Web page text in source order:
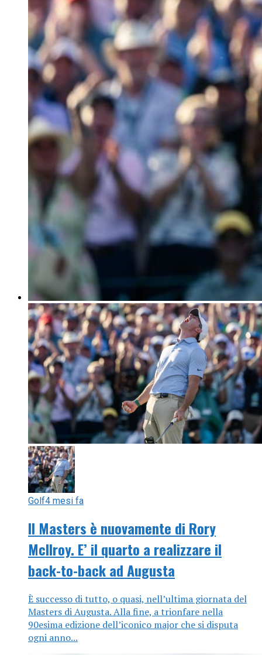
Golf4 mesi fa
Il Masters è nuovamente di Rory
McIlroy. E’ il quarto a realizzare il
back-to-back ad Augusta
È successo di tutto, o quasi, nell’ultima giornata del
Masters di Augusta. Alla fine, a trionfare nella
90esima edizione dell’iconico major che si disputa
ogni anno...